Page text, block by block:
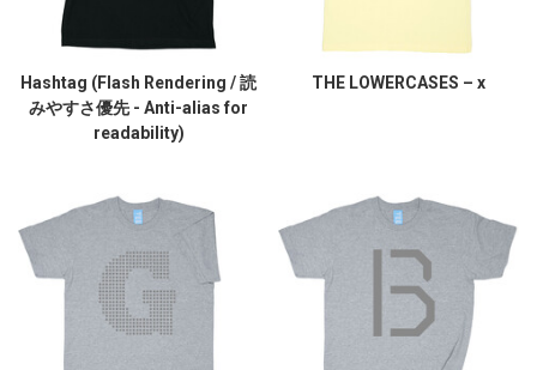
Hashtag (Flash Rendering / 読
みやすさ優先 - Anti-alias for
readability)
THE LOWERCASES – x